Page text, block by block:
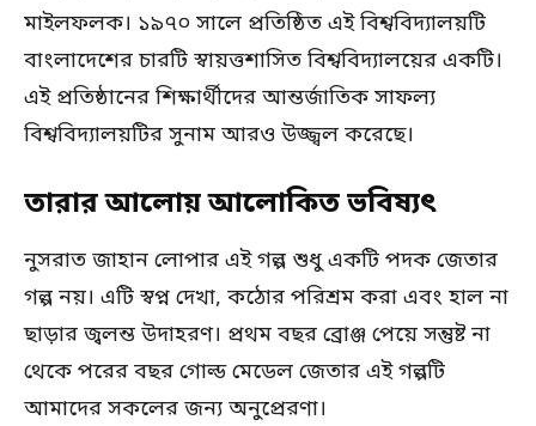
মাইলফলক। ১৯৭০ সালে প্রতিষ্ঠিত এই বিশ্ববিদ্যালয়টি
বাংলাদেশের চারটি স্বায়ত্তশাসিত বিশ্ববিদ্যালয়ের একটি।
এই প্রতিষ্ঠানের শিক্ষার্থীদের আন্তর্জাতিক সাফল্য
বিশ্ববিদ্যালয়টির সুনাম আরও উজ্জ্বল করেছে।
তারার আলোয় আলোকিত ভবিষ্যৎ
নুসরাত জাহান লোপার এই গল্প শুধু একটি পদক জেতার
গল্প নয়। এটি স্বপ্ন দেখা, কঠোর পরিশ্রম করা এবং হাল না
ছাড়ার জ্বলন্ত উদাহরণ। প্রথম বছর ব্রোঞ্জ পেয়ে সন্তুষ্ট না
থেকে পরের বছর গোল্ড মেডেল জেতার এই গল্পটি
আমাদের সকলের জন্য অনুপ্রেরণা।